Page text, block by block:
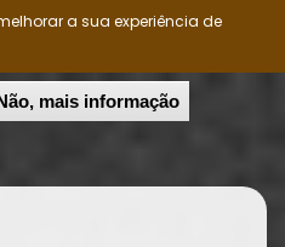
a sua experiência de
mais informação